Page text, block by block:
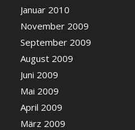
Januar 2010
November 2009
September 2009
August 2009
Juni 2009
Mai 2009
April 2009
März 2009